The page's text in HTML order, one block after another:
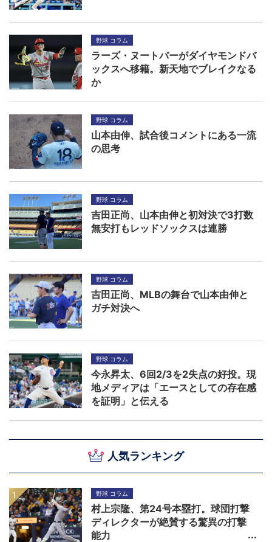
人気ランキング
野球 コラム
村上宗隆、第24号本塁打。球団打撃
ディレクターが絶賛する驚異の打撃
能力
野球 コラム
ラーズ・ヌートバーがダイヤモンドバ
ックスへ移籍。新天地でブレイクなる
か
野球 コラム
山本由伸、試合後コメントにある一流
の思考
野球 コラム
吉田正尚、山本由伸と初対決で3打数
無安打もレッドソックスは連勝
野球 コラム
吉田正尚、MLBの舞台で山本由伸と
ガチ対決へ
野球 コラム
今永昇太、6回2/3を2失点の好投。現
地メディアは「エースとしての存在感
を証明」と伝える